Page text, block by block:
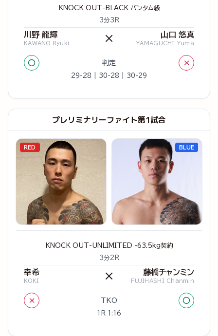
KNOCK OUT-BLACK バンタム級
3分3R
川野 龍輝
KAWANO Ryuki × 山口 悠真
YAMAGUCHI Yuma
○ 判定 ×
29-28 | 30-28 | 30-29
プレリミナリーファイト第1試合
RED
KNOCK OUT-UNLIMITED -63.5kg契約
3分2R
幸希
KOKI × 藤橋チャンミン
FUJIHASHI Chanmin
× TKO ○
1R 1:16
BLUE